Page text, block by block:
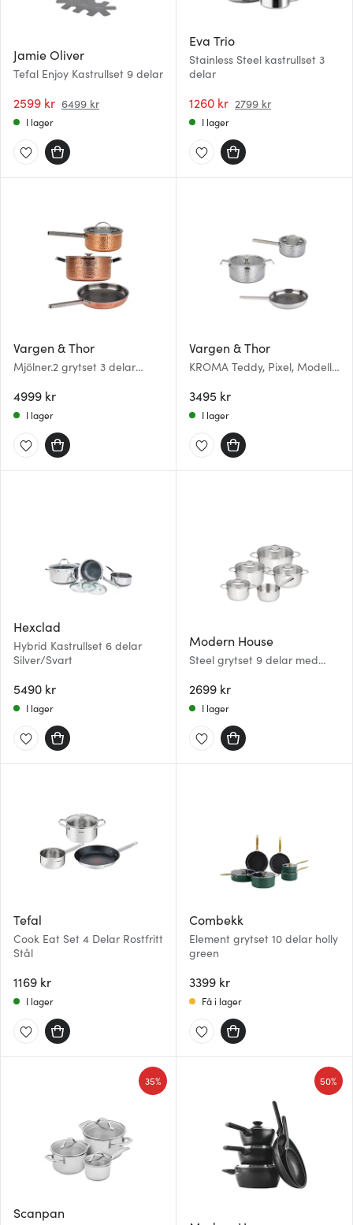
Jamie Oliver
Tefal Enjoy Kastrullset 9 delar
2599 kr 6499 kr
I lager
Eva Trio
Stainless Steel kastrullset 3
delar
1260 kr 2799 kr
I lager
Vargen & Thor
Mjölner.2 grytset 3 delar
4999 kr
I lager
Vargen & Thor
KROMA Teddy, Pixel, Modell
cm stål
3495 kr
I lager
Hexclad
Hybrid Kastrullset 6 delar
Silver/Svart
5490 kr
I lager
Modern House
Steel grytset 9 delar med
2699 kr
I lager
Tefal
Cook Eat Set 4 Delar Rostfritt
Stål
1169 kr
I lager
Combekk
Element grytset 10 delar holly
green
3399 kr
Få i lager
Scanpan
35% 50%